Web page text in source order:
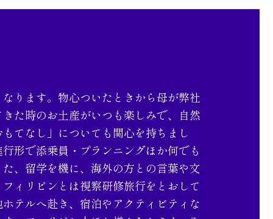
ります。物心ついたときから母が弊社
た時のお土産がいつも楽しみで、自然
てなし」についても関心を持ちまし
形で添乗員・プランニングほか何でも
、留学を機に、海外の方との言葉や文
ィリピンとは視察研修旅行をとおして
テルへ赴き、宿泊やアクティビティな